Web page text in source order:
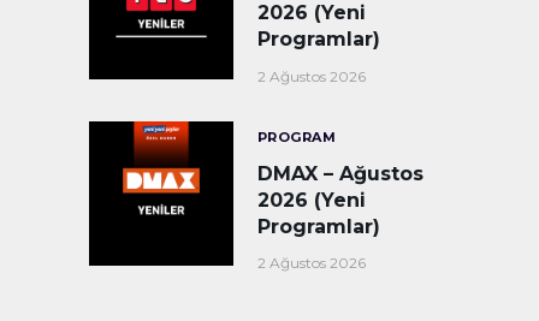
2026 (Yeni
Programlar)
2 Ağustos 2026
PROGRAM
DMAX – Ağustos
2026 (Yeni
Programlar)
2 Ağustos 2026